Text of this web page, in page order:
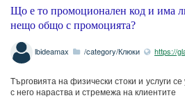
Що е то промоционален код и има
нещо общо с промоцията?
lbideamax /category/Клюки https://
Търговията на физически стоки и услуги
с него нараства и стремежа на клиентите